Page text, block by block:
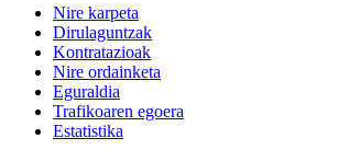
Nire karpeta
Dirulaguntzak
Kontratazioak
Nire ordainketa
Eguraldia
Trafikoaren egoera
Estatistika